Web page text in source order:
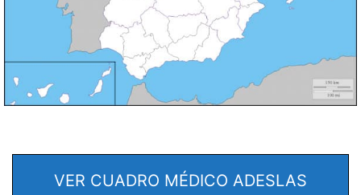
VER CUADRO MÉDICO ADESLAS